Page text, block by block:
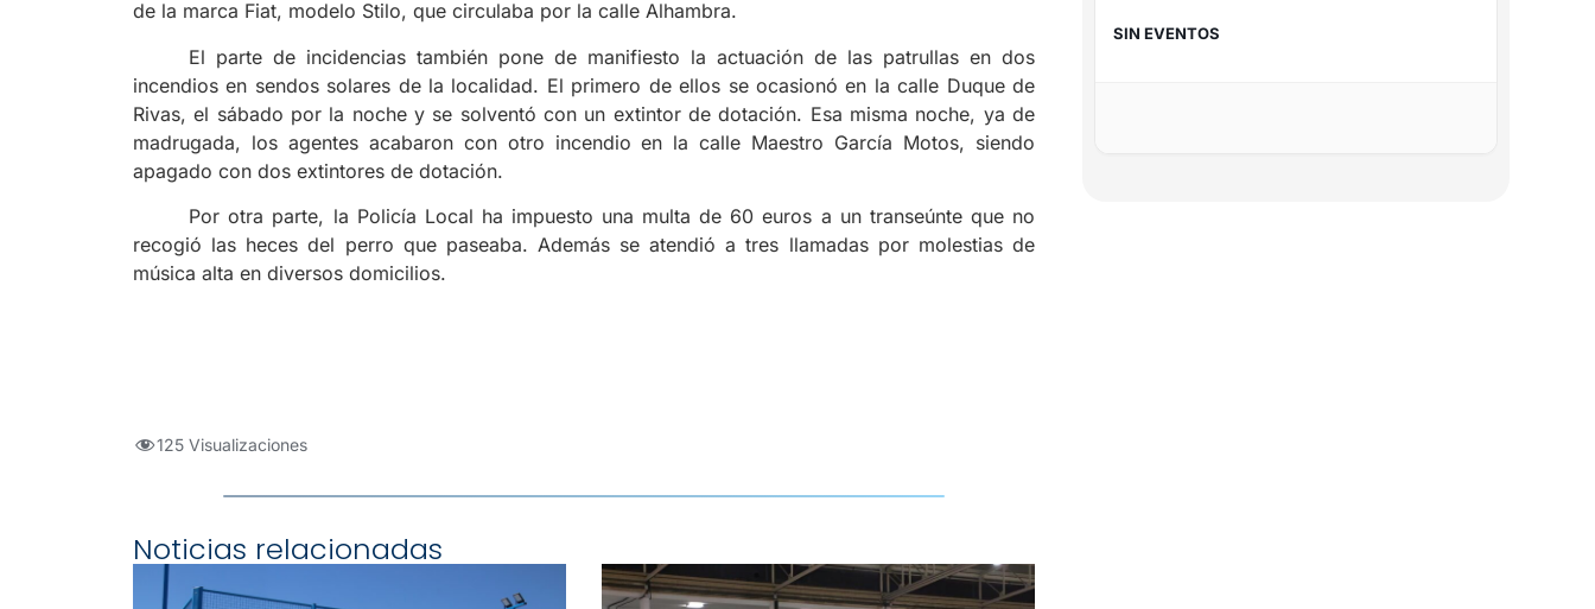
de la marca Fiat, modelo Stilo, que circulaba por la calle Alhambra.
El parte de incidencias también pone de manifiesto la actuación de las patrullas en dos
incendios en sendos solares de la localidad. El primero de ellos se ocasionó en la calle Duque de
Rivas, el sábado por la noche y se solventó con un extintor de dotación. Esa misma noche, ya de
madrugada, los agentes acabaron con otro incendio en la calle Maestro García Motos, siendo
apagado con dos extintores de dotación.
Por otra parte, la Policía Local ha impuesto una multa de 60 euros a un transeúnte que no
recogió las heces del perro que paseaba. Además se atendió a tres llamadas por molestias de
música alta en diversos domicilios.
125 Visualizaciones
Noticias relacionadas
SIN EVENTOS